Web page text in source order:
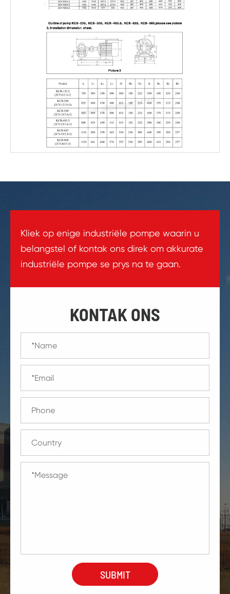
Kliek op enige industriële pompe waarin u
belangstel of kontak ons direk om akkurate
industriële pompe se prys na te gaan.
KONTAK ONS